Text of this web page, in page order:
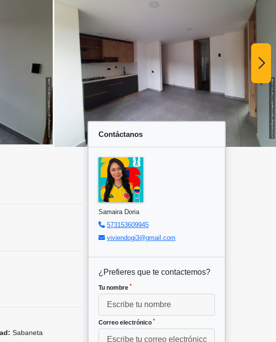
Sabaneta
Contáctanos
Samaira Doria
573153609945
viviendogi3@gmail.com
¿Prefieres que te contactemos?
Tu nombre *
Correo electrónico *